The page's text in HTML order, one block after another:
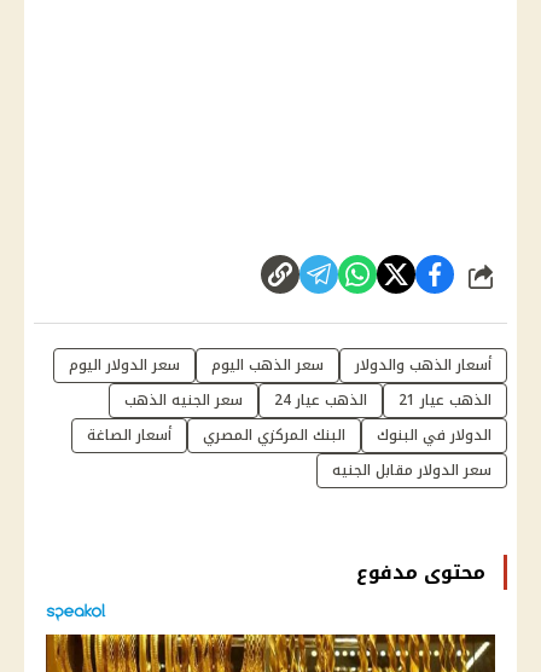
شارك
أسعار الذهب والدولار سعر الذهب اليوم
سعر الدولار اليوم
الذهب عيار 21
الذهب عيار 24
سعر الجنيه الذهب
الدولار في البنوك
البنك المركزي المصري
أسعار الصاغة
سعر الدولار مقابل الجنيه
محتوى مدفوع